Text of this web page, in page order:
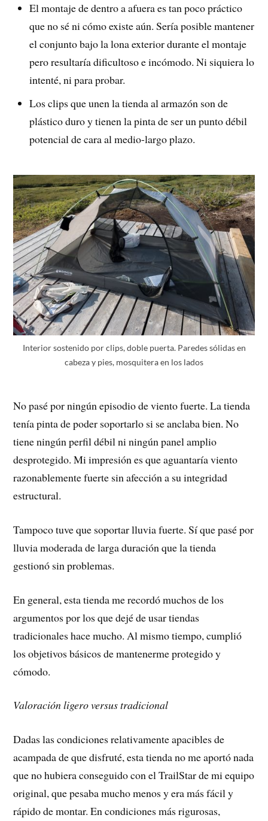
El montaje de dentro a afuera es tan poco práctico
que no sé ni cómo existe aún. Sería posible mantener
el conjunto bajo la lona exterior durante el montaje
pero resultaría dificultoso e incómodo. Ni siquiera lo
intenté, ni para probar.
Los clips que unen la tienda al armazón son de
plástico duro y tienen la pinta de ser un punto débil
potencial de cara al medio-largo plazo.
Interior sostenido por clips, doble puerta. Paredes sólidas en
cabeza y pies, mosquitera en los lados
No pasé por ningún episodio de viento fuerte. La tienda
tenía pinta de poder soportarlo si se anclaba bien. No
tiene ningún perfil débil ni ningún panel amplio
desprotegido. Mi impresión es que aguantaría viento
razonablemente fuerte sin afección a su integridad
estructural.
Tampoco tuve que soportar lluvia fuerte. Sí que pasé por
lluvia moderada de larga duración que la tienda
gestionó sin problemas.
En general, esta tienda me recordó muchos de los
argumentos por los que dejé de usar tiendas
tradicionales hace mucho. Al mismo tiempo, cumplió
los objetivos básicos de mantenerme protegido y
cómodo.
Valoración ligero versus tradicional
Dadas las condiciones relativamente apacibles de
acampada de que disfruté, esta tienda no me aportó nada
que no hubiera conseguido con el TrailStar de mi equipo
original, que pesaba mucho menos y era más fácil y
rápido de montar. En condiciones más rigurosas,